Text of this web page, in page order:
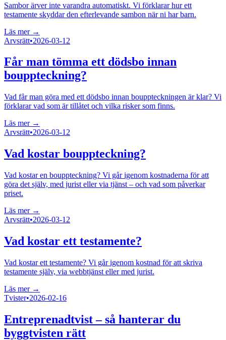
Sambor ärver inte varandra automatiskt. Vi förklarar hur ett
testamente skyddar den efterlevande sambon när ni har barn.
Läs mer →
Arvsrätt•2026-03-12
Får man tömma ett dödsbo innan
bouppteckning?
Vad får man göra med ett dödsbo innan bouppteckningen är klar? Vi
förklarar vad som är tillåtet och vilka risker som finns.
Läs mer →
Arvsrätt•2026-03-12
Vad kostar bouppteckning?
Vad kostar en bouppteckning? Vi går igenom kostnaderna för att
göra det själv, med jurist eller via tjänst – och vad som påverkar
priset.
Läs mer →
Arvsrätt•2026-03-12
Vad kostar ett testamente?
Vad kostar ett testamente? Vi går igenom kostnad för att skriva
testamente själv, via webbtjänst eller med jurist.
Läs mer →
Tvister•2026-02-16
Entreprenadtvist – så hanterar du
byggtvisten rätt